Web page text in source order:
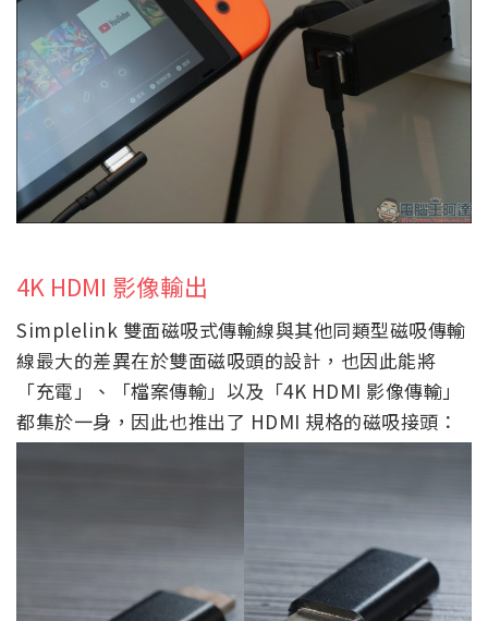
4K HDMI 影像輸出
Simplelink 雙面磁吸式傳輸線與其他同類型磁吸傳輸
線最大的差異在於雙面磁吸頭的設計，也因此能將
「充電」、「檔案傳輸」以及「4K HDMI 影像傳輸」
都集於一身，因此也推出了 HDMI 規格的磁吸接頭：